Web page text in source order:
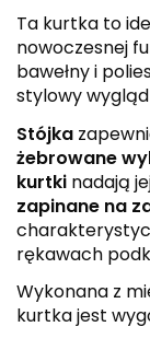
Ta kurtka to
nowoczesnej
bawełny i
stylowy
Stójka
żebrowane
kurtki nadają
zapinane na
rękawach
Wykonana z
kurtka jest